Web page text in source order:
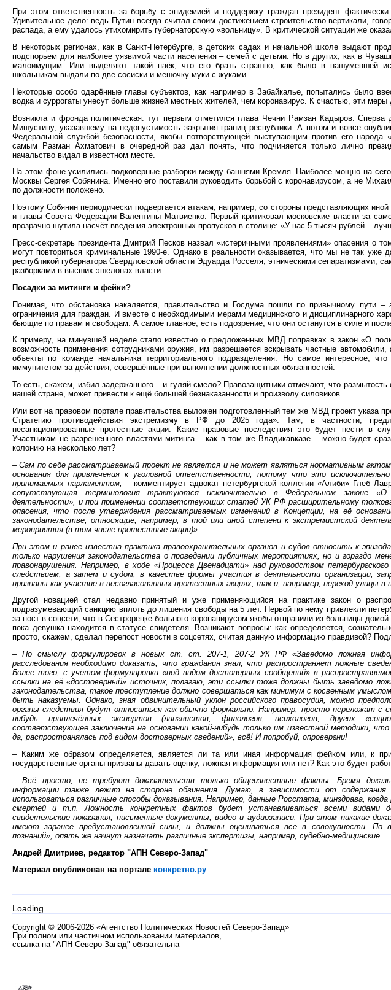
При этом ответственность за борьбу с эпидемией и поддержку граждан президент
Удивительное дело: ведь Путин всегда считал своим достижением строительство вертикали,
распада, а ему удалось утихомирить губернаторскую «вольницу». В критической ситуации же
В некоторых регионах, как в Санкт-Петербурге, в детских садах и начальной школе выдают
подспорьем для наиболее уязвимой части населения – семей с детьми. Но в других, как в
малоимущим. Или выделяют такой паёк, что его брать страшно, как было в нашумевшей
школьникам выдали по две сосиски и мешочку муки с жуками.
Некоторые особо одарённые главы субъектов, как например в Забайкалье, попытались было
водка и суррогаты унесут больше жизней местных жителей, чем коронавирус. К счастью, эти меры
Возникла и фронда политическая: тут первым отметился глава Чечни Рамзан Кадыров. Сперва
Мишустину, указавшему на недопустимость закрытия границ республики. А потом и вовсе
Федеральной службой безопасности, якобы потворствующей выступающим против его
самым Разман Ахматович в очередной раз дал понять, что подчиняется только лично
начальство видал в известном месте.
На этом фоне усилились подковерные разборки между башнями Кремля. Наиболее мощно на
Москвы Сергея Собянина. Именно его поставили руководить борьбой с коронавирусом, а не
по должности положено.
Поэтому Собянин периодически подвергается атакам, например, со стороны представляющих
и главы Совета Федерации Валентины Матвиенко. Первый критиковал московские власти за
прозрачно шутила насчёт введения электронных пропусков в столице: «У нас 5 тысяч рублей –
Пресс-секретарь президента Дмитрий Песков назвал «истеричными проявлениями» опасения о
могут повториться криминальные 1990-е. Однако в реальности оказывается, что мы не так уже
республикой губернатора Свердловской области Эдуарда Росселя, этническими сепаратизмами,
разборками в высших эшелонах власти.
Посадки за митинги и фейки?
Понимая, что обстановка накаляется, правительство и Госдума пошли по привычному пути –
ограничения для граждан. И вместе с необходимыми мерами медицинского и дисциплинарного
бьющие по правам и свободам. А самое главное, есть подозрение, что они останутся в силе и
К примеру, на минувшей неделе стало известно о предложенных МВД поправках в закон «О
возможность применения сотрудниками оружия, им разрешается вскрывать частные
объекты по команде начальника территориального подразделения. Но самое интересное, что
иммунитетом за действия, совершённые при выполнении должностных обязанностей.
То есть, скажем, избил задержанного – и гуляй смело? Правозащитники отмечают, что
нашей стране, может привести к ещё большей безнаказанности и произволу силовиков.
Или вот на правовом портале правительства выложен подготовленный тем же МВД проект указа
Стратегию противодействия экстремизму в РФ до 2025 года». Там, в частности,
несанкционированные протестные акции. Какие правовые последствия это будет нести в
Участникам не разрешенного властями митинга – как в том же Владикавказе – можно будет
колонию на несколько лет?
– Сам по себе рассматриваемый проект не является и не может являться нормативным
основания для привлечения к уголовной ответственности, потому что это исключительно
принимаемых парламентом,
– комментирует адвокат петербургской коллегии «Алиби» Глеб
сопутствующая терминология трактуются исключительно в Федеральном законе «О
деятельности», и при применении соответствующих статей УК РФ расширительному
опасения, что после утверждения рассматриваемых изменений в Концепции, на её
законодательстве, относящие, например, в той или иной степени к экстремистской
мероприятия (в том числе протестные акции)».
При этом и ранее известна практика правоохранительных органов и судов относить к
только нарушения законодательства о проведении публичных мероприятиях, но и гораздо
правонарушения. Например, в ходе «Процесса Двенадцати» над руководством
следствием, а затем и судом, в качестве формы участия в деятельности организации,
признаны как участие в несогласованных протестных акциях, так и, например, переход улицы в
Другой новацией стал недавно принятый и уже применяющийся на практике закон о
подразумевающий санкцию вплоть до лишения свободы на 5 лет. Первой по нему привлекли
за пост в соцсети, что в Сестрорецке больного коронавирусом якобы отправили из больницы
пока девушка находится в статусе свидетеля. Возникают вопросы: как определяется,
просто, скажем, сделал перепост новости в соцсетях, считая данную информацию правдивой?
– По смыслу формулировок в новых ст. ст. 207-1, 207-2 УК РФ «Заведомо ложная
расследования необходимо доказать, что гражданин знал, что распространяет ложные
Более того, с учётом формулировки «под видом достоверных сообщений» в
ссылки на её «достоверный» источник, полагаю, эти ссылки тоже должны быть заведомо
законодательства, такое преступление должно совершаться как минимум с косвенным
быть наказуемы. Однако, зная обвинительный уклон российского правосудия, можно
органы следствия будут относиться как обычно формально. Например, просто переложат с
нибудь привлечённых экспертов (лингвистов, филологов, психологов, других
соответствующее заключение на основании какой-нибудь только им известной методики,
да, распространялась под видом достоверных сведений», всё! И попробуй, опровергни!
– Каким же образом определяется, является ли та или иная информация фейком или, к
государственные органы призваны давать оценку, ложная информация или нет? Как это будет
– Всё просто, не требуют доказательств только общеизвестные факты. Бремя
информации также лежит на стороне обвинения. Думаю, в зависимости от содержания
использоваться различные способы доказывания. Например, данные Росстата, минздрава, когда
смертей и т.п. Ложность конкретных фактов будет устанавливаться всеми видами
свидетельские показания, письменные документы, видео и аудиозаписи. При этом никакие
имеют заранее предустановленной силы, и должны оцениваться все в совокупности. По
познаний», опять же начнут назначать различные экспертизы, например, судебно-медицинские.
Андрей Дмитриев, редактор "АПН Северо-Запад"
Материал опубликован на портале конкретно.ру
Loading...
Copyright © 2006-2026 «Агентство Политических Новостей Северо-Запад»
При полном или частичном использовании материалов,
ссылка на "АПН Северо-Запад" обязательна